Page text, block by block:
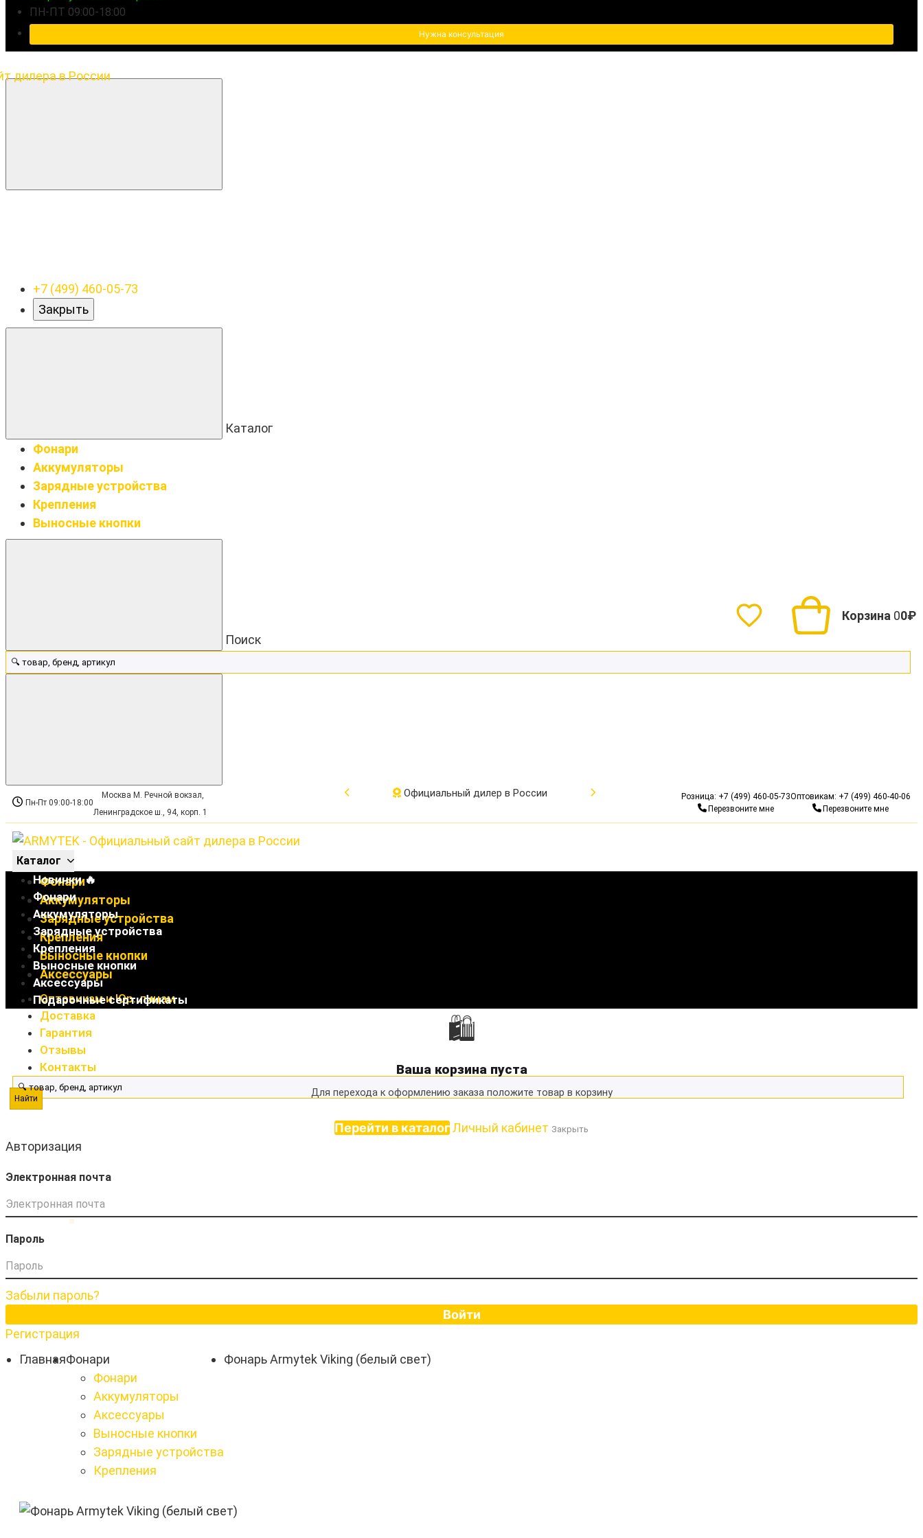
ПН-ПТ 09:00-18:00
Нужна консультация
+7 (499) 460-05-73
Закрыть
Корзина 00₽
Каталог
Фонари
Аккумуляторы
Зарядные устройства
Крепления
Выносные кнопки
Поиск
Пн-Пт 09:00-18:00
Москва М. Речной вокзал,
Ленинградское ш., 94, корп. 1
Официальный дилер в России Гарантия 10 лет Оптовикам: +7 (499) 460-40-06
Перезвоните мне
Розница: +7 (499) 460-05-73
Перезвоните мне
Каталог
Фонари
Аккумуляторы
Зарядные устройства
Крепления
Выносные кнопки
Аксессуары
Оптовикам и Юр. лицам
Доставка
Гарантия
Отзывы
Контакты
Найти
Новинки 🔥
Фонари
Аккумуляторы
Зарядные устройства
Крепления
Выносные кнопки
Аксессуары
Подарочные сертификаты
🛍
Ваша корзина пуста
Для перехода к оформлению заказа положите товар в корзину
Перейти в каталогЛичный кабинет Закрыть
Авторизация
Электронная почта
Пароль
Забыли пароль?
Войти
Регистрация
ГлавнаяФонари
Фонари
Аккумуляторы
Аксессуары
Выносные кнопки
Зарядные устройства
Крепления
Фонарь Armytek Viking (белый свет)